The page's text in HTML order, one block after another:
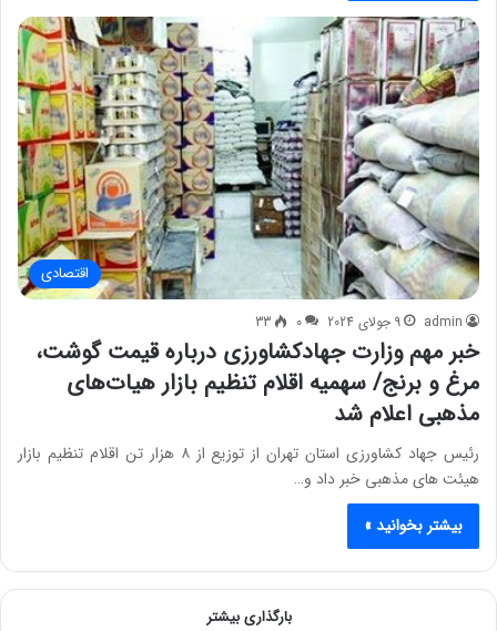
اقتصادی
admin 9 جولای 2024 0
33
خبر مهم وزارت جهادکشاورزی درباره قیمت گوشت،
مرغ و برنج/ سهمیه اقلام تنظیم بازار هیات‌های
مذهبی اعلام شد
رئیس جهاد کشاورزی استان تهران از توزیع از ۸ هزار تن اقلام تنظیم بازار
هیئت های مذهبی خبر داد و…
بیشتر بخوانید »
بارگذاری بیشتر